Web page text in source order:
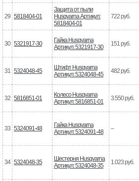
29 5818404-01
Защита от пыли
Husqvarna Артикул:
5818404-01
722 руб.
30 5321917-30
Гайка Husqvarna
Артикул: 5321917-30
151 руб.
31 5324048-45
Штифт Husqvarna
Артикул: 5324048-45
482 руб.
32 5816851-01
Колесо Husqvarna
Артикул: 5816851-01
3.550 руб.
33 5324091-48
Гайка Husqvarna
Артикул: 5324091-48
–
34 5324048-35
Шестерня Husqvarna
Артикул: 5324048-35
1.023 руб.